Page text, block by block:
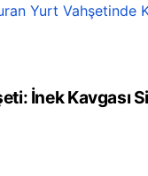
Yurt Vahşetinde
İnek Kavgası